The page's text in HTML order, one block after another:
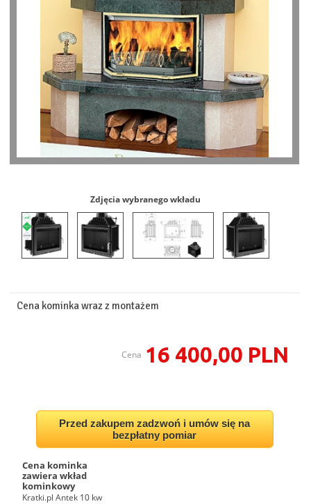
Zdjęcia wybranego wkładu
Cena kominka wraz z montażem
Cena 16 400,00 PLN
Przed zakupem zadzwoń i umów się na
bezpłatny pomiar
Cena kominka
zawiera wkład
kominkowy
Kratki.pl Antek 10 kw